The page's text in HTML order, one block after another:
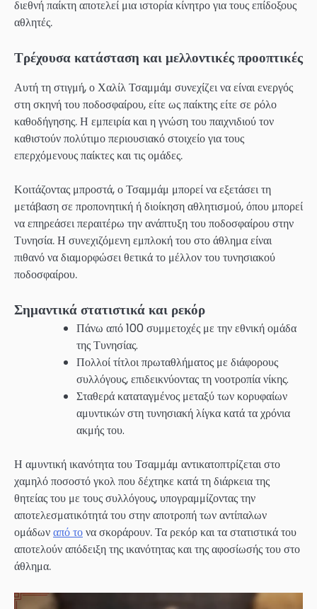
διεθνή παίκτη αποτελεί μια ιστορία κίνητρο για τους επίδοξους
αθλητές.
Τρέχουσα κατάσταση και μελλοντικές προοπτικές
Αυτή τη στιγμή, ο Χαλίλ Τσαμμάμ συνεχίζει να είναι ενεργός
στη σκηνή του ποδοσφαίρου, είτε ως παίκτης είτε σε ρόλο
καθοδήγησης. Η εμπειρία και η γνώση του παιχνιδιού τον
καθιστούν πολύτιμο περιουσιακό στοιχείο για τους
επερχόμενους παίκτες και τις ομάδες.
Κοιτάζοντας μπροστά, ο Τσαμμάμ μπορεί να εξετάσει τη
μετάβαση σε προπονητική ή διοίκηση αθλητισμού, όπου μπορεί
να επηρεάσει περαιτέρω την ανάπτυξη του ποδοσφαίρου στην
Τυνησία. Η συνεχιζόμενη εμπλοκή του στο άθλημα είναι
πιθανό να διαμορφώσει θετικά το μέλλον του τυνησιακού
ποδοσφαίρου.
Σημαντικά στατιστικά και ρεκόρ
Πάνω από 100 συμμετοχές με την εθνική ομάδα
της Τυνησίας.
Πολλοί τίτλοι πρωταθλήματος με διάφορους
συλλόγους, επιδεικνύοντας τη νοοτροπία νίκης.
Σταθερά καταταγμένος μεταξύ των κορυφαίων
αμυντικών στη τυνησιακή λίγκα κατά τα χρόνια
ακμής του.
Η αμυντική ικανότητα του Τσαμμάμ αντικατοπτρίζεται στο
χαμηλό ποσοστό γκολ που δέχτηκε κατά τη διάρκεια της
θητείας του με τους συλλόγους, υπογραμμίζοντας την
αποτελεσματικότητά του στην αποτροπή των αντίπαλων
ομάδωναπό τονα σκοράρουν. Τα ρεκόρ και τα στατιστικά του
αποτελούν απόδειξη της ικανότητας και της αφοσίωσής του στο
άθλημα.